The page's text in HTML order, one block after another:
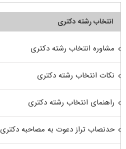
انتخاب رشته دکتری
مشاوره انتخاب رشته دکتری
نکات انتخاب رشته دکتری
راهنمای انتخاب رشته دکتری
حدنصاب تراز دعوت به مصاحبه دکتری